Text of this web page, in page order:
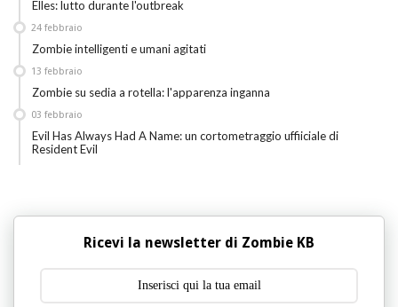
Elles: lutto durante l'outbreak
Zombie intelligenti e umani agitati
24 febbraio
Zombie su sedia a rotella: l'apparenza inganna
13 febbraio
Evil Has Always Had A Name: un cortometraggio uffiiciale di
Resident Evil
03 febbraio
Ricevi la newsletter di Zombie KB